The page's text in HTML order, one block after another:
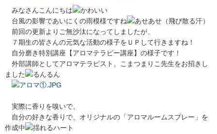
みなさんこんにちは
台風の影響であいにくの雨模様ですね
前回の更新よりご無沙汰になってしましたが、
７期生の皆さんの元気な活動の様子をＵＰして行きますね！
自分磨き特別講座【アロマテラピー講座】の様子です！
外部講師としてアロマテラピスト、こまつまりこ先生をお招きし
ました
実際に香りを嗅いで、
自分の好きな香りで、オリジナルの「アロマルームスプレー」を
作成中